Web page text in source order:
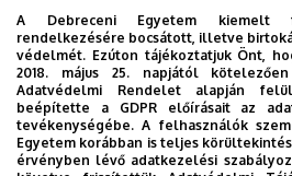
mert akkor már a modelleket
megoldáshoz is.
Tanár úr mit tanácsol a
Leginkább azt, hogy ha van ilyen
megragadni! Bármilyen
A Debreceni Egyetem kiemelt
rendelkezésére bocsátott, illetve
védelmét. Ezúton tájékoztatjuk Önt,
2018. május 25. napjától
Adatvédelmi Rendelet alapján
beépítette a GDPR előírásait az
tevékenységébe. A felhasználók
Egyetem korábban is teljes
érvényben lévő adatkezelési